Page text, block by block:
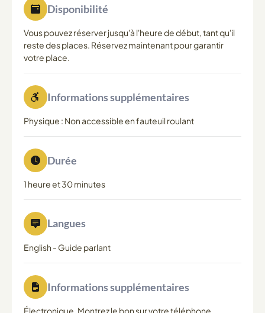
Disponibilité
Vous pouvez réserver jusqu'à l'heure de début, tant qu'il
reste des places. Réservez maintenant pour garantir
votre place.
Informations supplémentaires
Physique : Non accessible en fauteuil roulant
Durée
1 heure et 30 minutes
Langues
English - Guide parlant
Informations supplémentaires
Électronique. Montrez le bon sur votre téléphone.